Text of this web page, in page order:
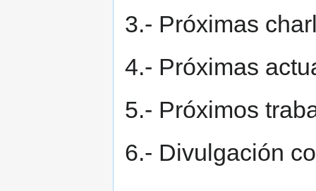
3.- Próximas
4.- Próximas
5.- Próximos
6.- Divulgación